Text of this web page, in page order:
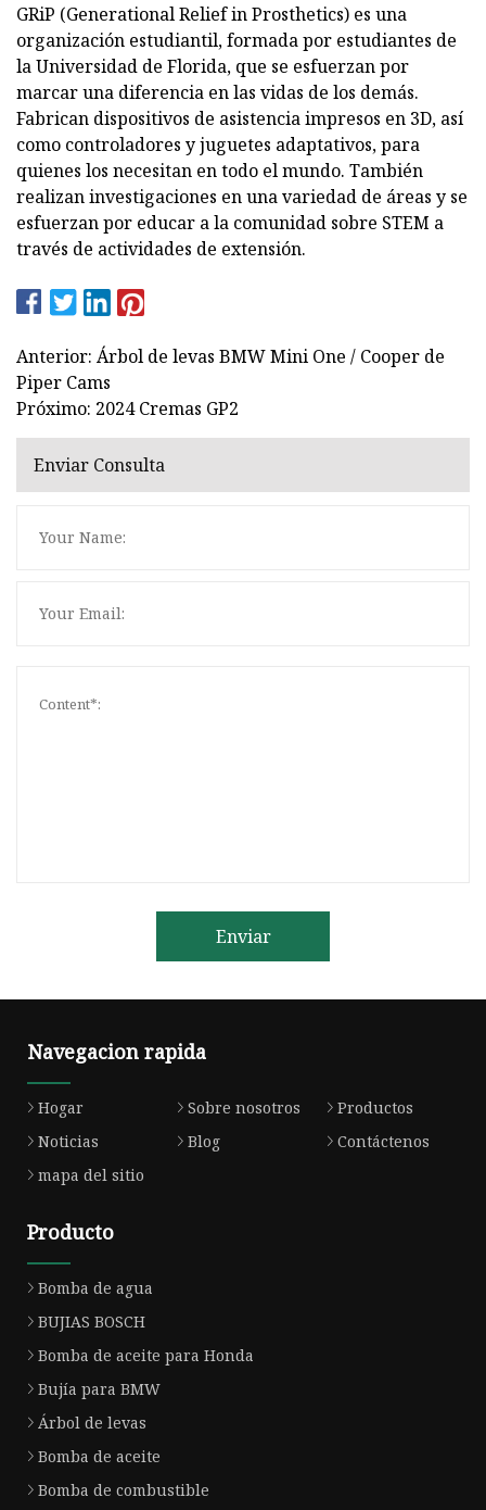
GRiP (Generational Relief in Prosthetics) es una
organización estudiantil, formada por estudiantes de
la Universidad de Florida, que se esfuerzan por
marcar una diferencia en las vidas de los demás.
Fabrican dispositivos de asistencia impresos en 3D, así
como controladores y juguetes adaptativos, para
quienes los necesitan en todo el mundo. También
realizan investigaciones en una variedad de áreas y se
esfuerzan por educar a la comunidad sobre STEM a
través de actividades de extensión.
Anterior: Árbol de levas BMW Mini One / Cooper de
Piper Cams
Próximo: 2024 Cremas GP2
Enviar Consulta
Enviar
Navegacion rapida
Hogar Sobre nosotros
Productos
Noticias
Blog
Contáctenos
mapa del sitio
Producto
Bomba de agua
BUJIAS BOSCH
Bomba de aceite para Honda
Bujía para BMW
Árbol de levas
Bomba de aceite
Bomba de combustible